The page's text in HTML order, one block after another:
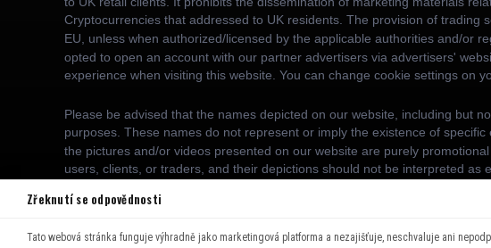
Zřeknutí se odpovědnosti
Tato webová stránka funguje výhradně jako marketingová platforma a nezajišťuje, neschvaluje ani